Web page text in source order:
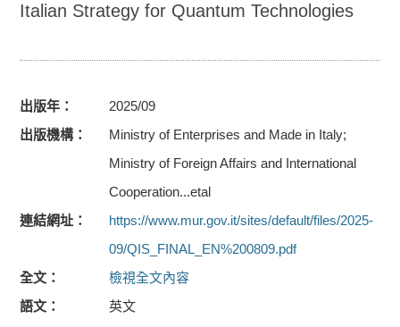
Italian Strategy for Quantum Technologies
出版年
2025/09
出版機構
Ministry of Enterprises and Made in Italy;
Ministry of Foreign Affairs and International
Cooperation...etal
連結網址
https://www.mur.gov.it/sites/default/files/2025-
09/QIS_FINAL_EN%200809.pdf
全文
檢視全文內容
語文
英文